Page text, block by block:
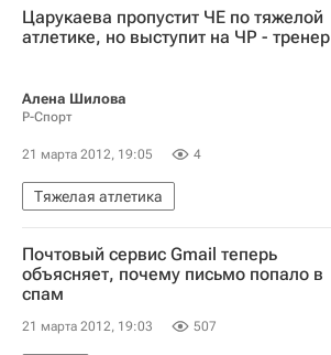
Царукаева пропустит ЧЕ по тяжелой
атлетике, но выступит на ЧР - тренер
Алена Шилова
Р-Спорт
21 марта 2012, 19:05 4
Тяжелая атлетика
Чемпионат Европы по тяжёлой атлетике
Светлана Царукаева
Почтовый сервис Gmail теперь
объясняет, почему письмо попало в
спам
21 марта 2012, 19:03 507